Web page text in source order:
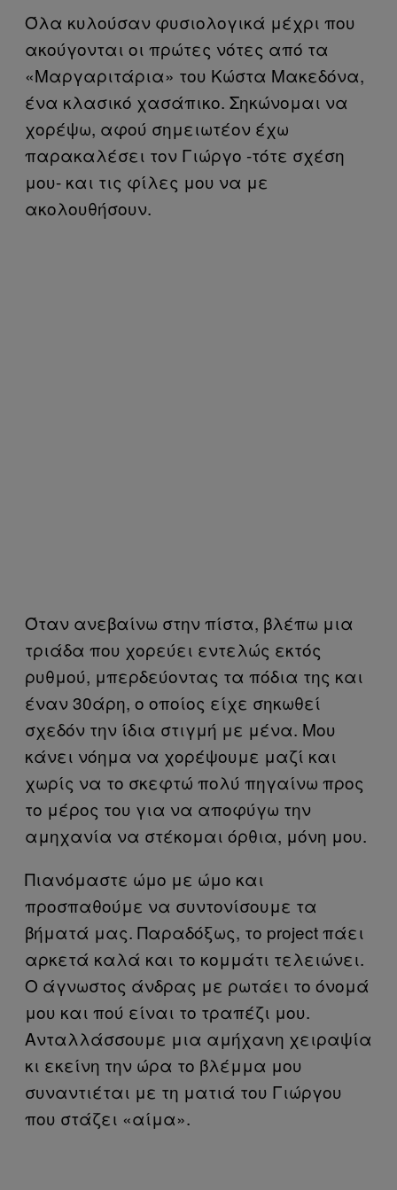
Όλα κυλούσαν φυσιολογικά μέχρι που
ακούγονται οι πρώτες νότες από τα
«Μαργαριτάρια» του Κώστα Μακεδόνα,
ένα κλασικό χασάπικο. Σηκώνομαι να
χορέψω, αφού σημειωτέον έχω
παρακαλέσει τον Γιώργο -τότε σχέση
μου- και τις φίλες μου να με
ακολουθήσουν.
Όταν ανεβαίνω στην πίστα, βλέπω μια
τριάδα που χορεύει εντελώς εκτός
ρυθμού, μπερδεύοντας τα πόδια της και
έναν 30άρη, ο οποίος είχε σηκωθεί
σχεδόν την ίδια στιγμή με μένα. Μου
κάνει νόημα να χορέψουμε μαζί και
χωρίς να το σκεφτώ πολύ πηγαίνω προς
το μέρος του για να αποφύγω την
αμηχανία να στέκομαι όρθια, μόνη μου.
Πιανόμαστε ώμο με ώμο και
προσπαθούμε να συντονίσουμε τα
βήματά μας. Παραδόξως, το project πάει
αρκετά καλά και το κομμάτι τελειώνει.
Ο άγνωστος άνδρας με ρωτάει το όνομά
μου και πού είναι το τραπέζι μου.
Ανταλλάσσουμε μια αμήχανη χειραψία
κι εκείνη την ώρα το βλέμμα μου
συναντιέται με τη ματιά του Γιώργου
που στάζει «αίμα».